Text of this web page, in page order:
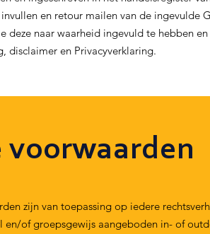
en retour mailen van de ingevulde
deze naar waarheid ingevuld te hebben
disclaimer en Privacyverklaring.
voorwaarden
zijn van toepassing op iedere
en/of groepsgewijs aangeboden in- of